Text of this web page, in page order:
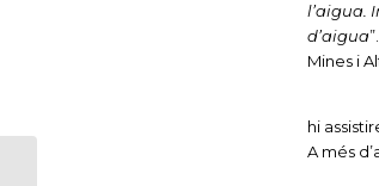
l’aigua.
d’aigua
Mines i
hi
A més